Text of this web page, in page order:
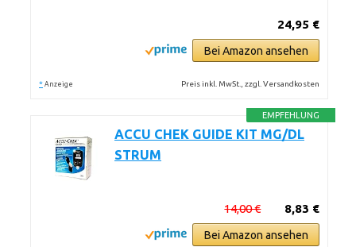
24,95 €
Bei Amazon ansehen
* Anzeige Preis inkl. MwSt., zzgl. Versandkosten
EMPFEHLUNG
ACCU CHEK GUIDE KIT MG/DL
STRUM
8,83 €
14,00 €
Bei Amazon ansehen